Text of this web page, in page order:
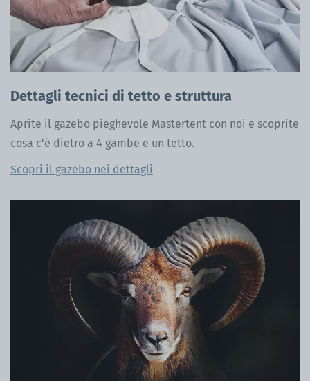
Dettagli tecnici di tetto e struttura
Aprite il gazebo pieghevole Mastertent con noi e scoprite
cosa c'è dietro a 4 gambe e un tetto.
Scopri il gazebo nei dettagli